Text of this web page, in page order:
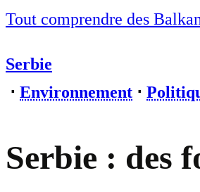
Tout comprendre des
Serbie
⋅ Environnement ⋅
Serbie : des